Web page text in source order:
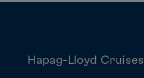
Hapag-Lloyd Cruises